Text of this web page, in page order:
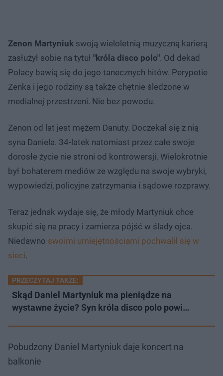
Zenon Martyniuk swoją wieloletnią muzyczną karierą
zasłużył sobie na tytuł "króla disco polo". Od dekad
Polacy bawią się do jego tanecznych hitów. Perypetie
Zenka i jego rodziny są także chętnie śledzone w
medialnej przestrzeni. Nie bez powodu.
Zenon od lat jest mężem Danuty. Doczekał się z nią
syna Daniela. 34-latek natomiast przez całe swoje
dorosłe życie nie stroni od kontrowersji. Wielokrotnie
był bohaterem mediów ze względu na swoje wybryki,
wypowiedzi, policyjne zatrzymania i sądowe rozprawy.
Teraz jednak wydaje się, że młody Martyniuk chce
skupić się na pracy i zamierza pójść w ślady ojca.
Niedawno swoimi umiejętnościami pochwalił się w
sieci.
PRZECZYTAJ TAKŻE:
Skąd Daniel Martyniuk ma pieniądze na
wystawne życie? Syn króla disco polo powi…
Pobudzony Daniel Martyniuk daje koncert na
balkonie